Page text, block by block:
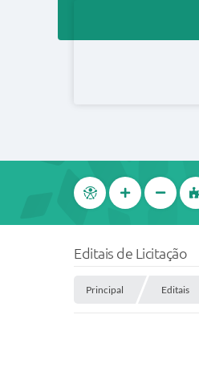
Editais de Licitação
Principal Editais